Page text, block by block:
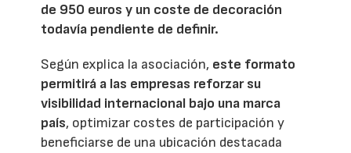
de 950 euros y un coste de decoración
todavía pendiente de definir.
Según explica la asociación, este formato
permitirá a las empresas reforzar su
visibilidad internacional bajo una marca
país, optimizar costes de participación y
beneficiarse de una ubicación destacada